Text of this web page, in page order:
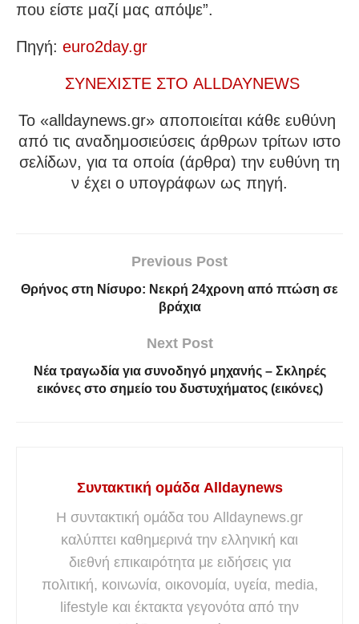
που είστε μαζί μας απόψε”.
Πηγή: euro2day.gr
ΣΥΝΕΧΙΣΤΕ ΣΤΟ ALLDAYNEWS
To «alldaynews.gr» αποποιείται κάθε ευθύνη
από τις αναδημοσιεύσεις άρθρων τρίτων ιστο
σελίδων, για τα οποία (άρθρα) την ευθύνη τη
ν έχει ο υπογράφων ως πηγή.
Previous Post
Θρήνος στη Νίσυρο: Νεκρή 24χρονη από πτώση σε
βράχια
Next Post
Νέα τραγωδία για συνοδηγό μηχανής – Σκληρές
εικόνες στο σημείο του δυστυχήματος (εικόνες)
Συντακτική ομάδα Alldaynews
Η συντακτική ομάδα του Alldaynews.gr
καλύπτει καθημερινά την ελληνική και
διεθνή επικαιρότητα με ειδήσεις για
πολιτική, κοινωνία, οικονομία, υγεία, media,
lifestyle και έκτακτα γεγονότα από την